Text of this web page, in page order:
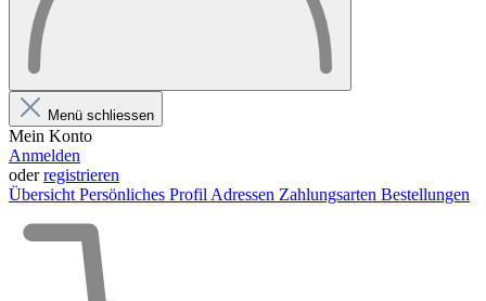
Menü schliessen
Mein Konto
Anmelden
oderregistrieren
Übersicht Persönliches Profil Adressen Zahlungsarten Bestellungen